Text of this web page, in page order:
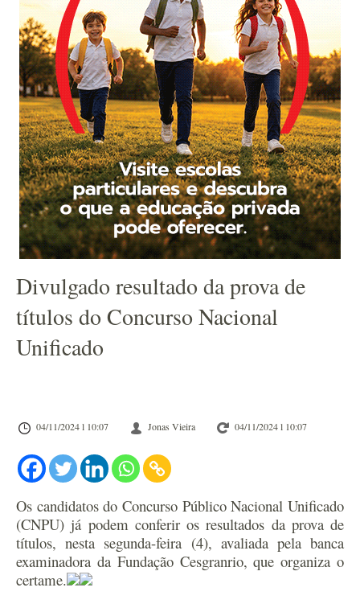
Divulgado resultado da prova de
títulos do Concurso Nacional
Unificado
04/11/2024 l 10:07 Jonas Vieira 04/11/2024 l 10:07
Os candidatos do Concurso Público Nacional Unificado
(CNPU) já podem conferir os resultados da prova de
títulos, nesta segunda-feira (4), avaliada pela banca
examinadora da Fundação Cesgranrio, que organiza o
certame.